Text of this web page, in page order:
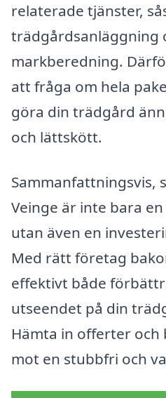
relaterade tjänster,
trädgårdsanläggning
markberedning.
att fråga om hela
göra din trädgård
och lättskött.
Sammanfattningsvis,
Veinge är inte bara
utan även en
Med rätt företag
effektivt både
utseendet på din
Hämta in offerter och
mot en stubbfri och